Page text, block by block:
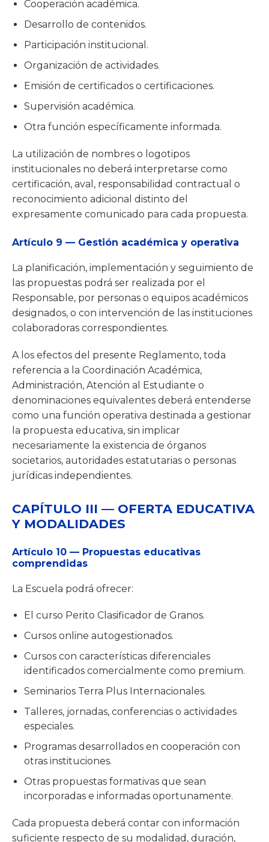
Cooperación académica.
Desarrollo de contenidos.
Participación institucional.
Organización de actividades.
Emisión de certificados o certificaciones.
Supervisión académica.
Otra función específicamente informada.
La utilización de nombres o logotipos
institucionales no deberá interpretarse como
certificación, aval, responsabilidad contractual o
reconocimiento adicional distinto del
expresamente comunicado para cada propuesta.
Artículo 9 — Gestión académica y operativa
La planificación, implementación y seguimiento de
las propuestas podrá ser realizada por el
Responsable, por personas o equipos académicos
designados, o con intervención de las instituciones
colaboradoras correspondientes.
A los efectos del presente Reglamento, toda
referencia a la Coordinación Académica,
Administración, Atención al Estudiante o
denominaciones equivalentes deberá entenderse
como una función operativa destinada a gestionar
la propuesta educativa, sin implicar
necesariamente la existencia de órganos
societarios, autoridades estatutarias o personas
jurídicas independientes.
CAPÍTULO III — OFERTA EDUCATIVA
Y MODALIDADES
Artículo 10 — Propuestas educativas
comprendidas
La Escuela podrá ofrecer:
El curso Perito Clasificador de Granos.
Cursos online autogestionados.
Cursos con características diferenciales
identificados comercialmente como premium.
Seminarios Terra Plus Internacionales.
Talleres, jornadas, conferencias o actividades
especiales.
Programas desarrollados en cooperación con
otras instituciones.
Otras propuestas formativas que sean
incorporadas e informadas oportunamente.
Cada propuesta deberá contar con información
suficiente respecto de su modalidad, duración,